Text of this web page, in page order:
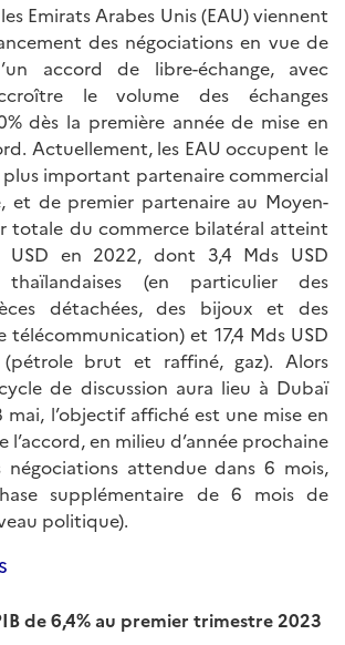
Emirats Arabes Unis (EAU) viennent
des négociations en vue de
accord de libre-échange, avec
le volume des échanges
dès la première année de mise en
Actuellement, les EAU occupent le
plus important partenaire commercial
et de premier partenaire au Moyen-
totale du commerce bilatéral atteint
USD en 2022, dont 3,4 Mds USD
thaïlandaises (en particulier des
détachées, des bijoux et des
télécommunication) et 17,4 Mds USD
(pétrole brut et raffiné, gaz). Alors
de discussion aura lieu à Dubaï
mai, l’objectif affiché est une mise en
en milieu d’année prochaine
négociations attendue dans 6 mois,
supplémentaire de 6 mois de
politique).
de 6,4% au premier trimestre 2023